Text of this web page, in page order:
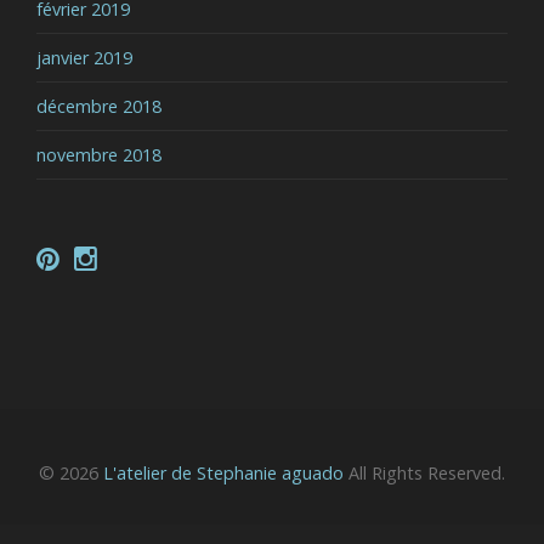
février 2019
janvier 2019
décembre 2018
novembre 2018
© 2026 L'atelier de Stephanie aguado All Rights Reserved.